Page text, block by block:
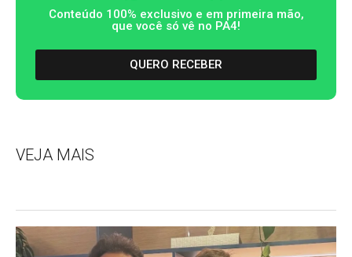
Conteúdo 100% exclusivo e em primeira mão,
que você só vê no PA4!
QUERO RECEBER
VEJA MAIS